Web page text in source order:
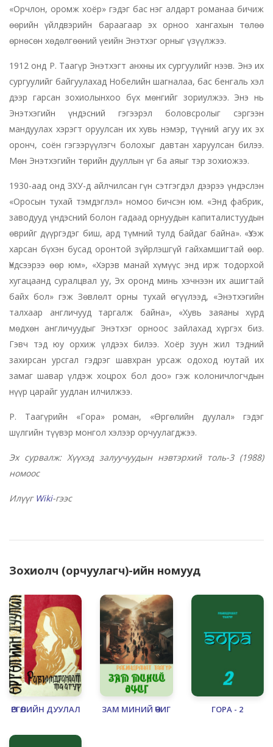
«Орчлон, оромж хоёр» гэдэг бас нэг алдарт романаа бичиж
өөрийн үйлдвэрийн бараагаар эх орноо хангахын төлөө
өрнөсөн хөдөлгөөний үеийн Энэтхэг орныг үзүүлжээ.
1912 онд Р. Таагүр Энэтхэгт анхны их сургуулийг нээв. Энэ их
сургуулийг байгуулахад Нобелийн шагналаа, бас бенгаль хэл
дээр гарсан зохиолынхоо бүх мөнгийг зориулжээ. Энэ нь
Энэтхэгийн үндэсний гэгээрэл боловсролыг сэргээн
мандуулах хэрэгт оруулсан их хувь нэмэр, түүний агуу их эх
оронч, соён гэгээрүүлэгч болохыг давтан харуулсан билээ.
Мөн Энэтхэгийн төрийн дууллын үг ба аяыг тэр зохиожээ.
1930-аад онд ЗХУ-д айлчилсан гүн сэтгэгдэл дээрээ үндэслэн
«Оросын тухай тэмдэглэл» номоо бичсэн юм. «Энд фабрик,
заводууд үндэсний болон гадаад орнуудын капиталистуудын
өврийг дүүргэдэг биш, ард түмний тулд байдаг байна». «Үзэж
харсан бүхэн бусад оронтой зүйрлэшгүй гайхамшигтай өөр.
Үндсээрээ өөр юм», «Хэрэв манай хүмүүс энд ирж тодорхой
хугацаанд суралцвал уу, Эх оронд минь хэчнээн их ашигтай
байх бол» гэж Зөвлөлт орны тухай өгүүлээд, «Энэтхэгийн
талхаар англичууд таргалж байна», «Хувь заяаны хүрд
мөдхөн англичуудыг Энэтхэг орноос зайлахад хүргэх биз.
Гэвч тэд юу орхиж үлдээх билээ. Хоёр зуун жил тэдний
захирсан урсгал гэдрэг шавхран урсаж одоход юутай их
замаг шавар үлдэж хоцрох бол доо» гэж колоничлогчдын
нүүр царайг уудлан илчилжээ.
Р. Таагүрийн «Гора» роман, «Өргөлийн дуулал» гэдэг
шүлгийн түүвэр монгол хэлээр орчуулагджээ.
Эх сурвалж: Хүүхэд залуучуудын нэвтэрхий толь-3 (1988)
номоос
Илүүг Wiki-гээс
Зохиолч (орчуулагч)-ийн номууд
ӨРГӨЛИЙН ДУУЛАЛ ЗАМ МИНИЙ ӨЧИГ ГОРА - 2